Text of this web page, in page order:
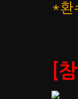
*환
[